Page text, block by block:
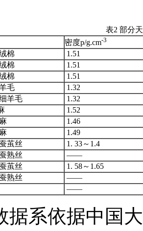
表2 部分
密度p/g.cm-3
棉
1.51
棉
1.51
棉
1.51
毛
1.32
羊毛
1.32
1.52
1.46
1.49
茧丝
1. 33～1.4
熟丝
——
茧丝
1. 58～1.65
熟丝
——
——
据系依据中国